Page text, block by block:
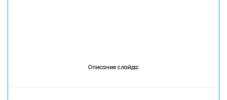
Описание слайда: